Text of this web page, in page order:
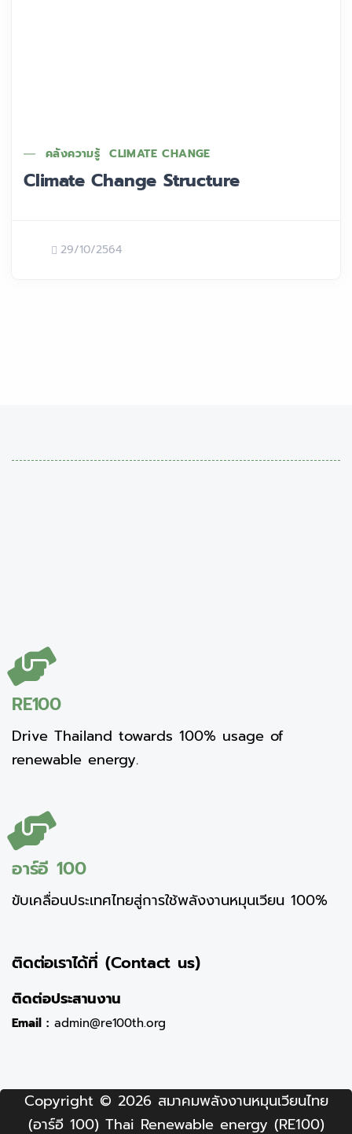
คลังความรู้ CLIMATE CHANGE
Climate Change Structure
29/10/2564
RE100
Drive Thailand towards 100% usage of
renewable energy.
อาร์อี 100
ขับเคลื่อนประเทศไทยสู่การใช้พลังงานหมุนเวียน 100%
ติดต่อเราได้ที่ (Contact us)
ติดต่อประสานงาน
Email : admin@re100th.org
Copyright © 2026 สมาคมพลังงานหมุนเวียนไทย
(อาร์อี 100) Thai Renewable energy (RE100)